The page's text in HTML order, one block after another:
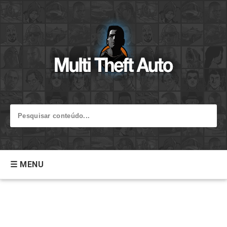
☰ MENU